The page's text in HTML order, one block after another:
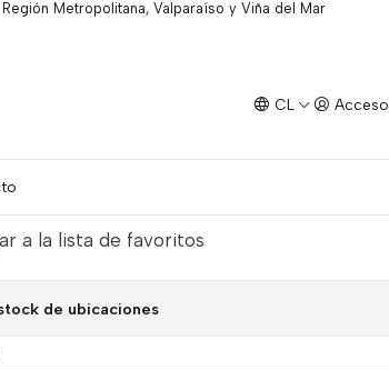
CL Acceso
Metropolitana, Valparaíso y Viña del Mar
calor rodilla.
gel frio/calor rodilla.
a la lista de favoritos
de ubicaciones